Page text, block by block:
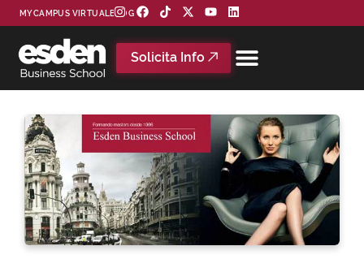
MYCAMPUS VIRTUAL BLOG
Solicita Info